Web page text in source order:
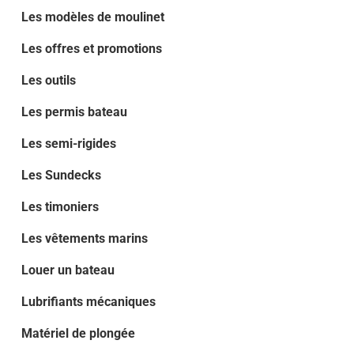
Les modèles de moulinet
Les offres et promotions
Les outils
Les permis bateau
Les semi-rigides
Les Sundecks
Les timoniers
Les vêtements marins
Louer un bateau
Lubrifiants mécaniques
Matériel de plongée